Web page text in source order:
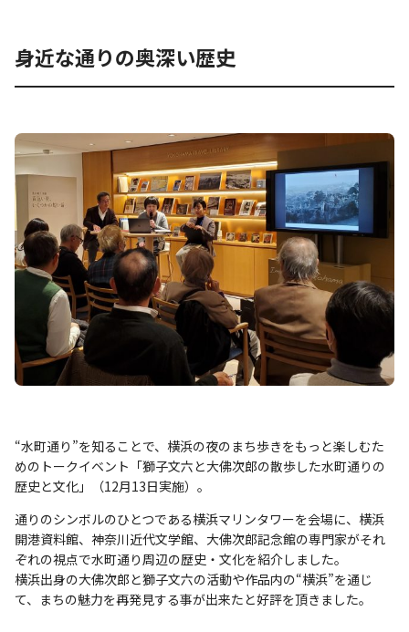
身近な通りの奥深い歴史
“水町通り”を知ることで、横浜の夜のまち歩きをもっと楽しむた
めのトークイベント「獅子文六と大佛次郎の散歩した水町通りの
歴史と文化」（12月13日実施）。
通りのシンボルのひとつである横浜マリンタワーを会場に、横浜
開港資料館、神奈川近代文学館、大佛次郎記念館の専門家がそれ
ぞれの視点で水町通り周辺の歴史・文化を紹介しました。
横浜出身の大佛次郎と獅子文六の活動や作品内の“横浜”を通じ
て、まちの魅力を再発見する事が出来たと好評を頂きました。